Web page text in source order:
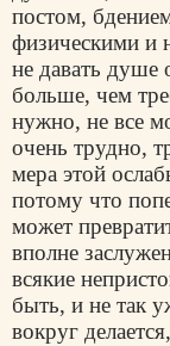
постом,
физическими и
не давать душе
больше, чем
нужно, не все
очень трудно,
мера этой
потому что
может
вполне
всякие
быть, и не так
вокруг